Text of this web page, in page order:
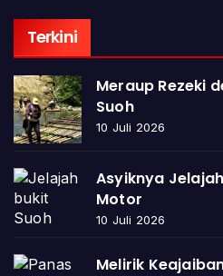
Terkini
Meraup Rezeki
Suoh
10 Juli 2026
Asyiknya
Motor
10 Juli 2026
Melirik